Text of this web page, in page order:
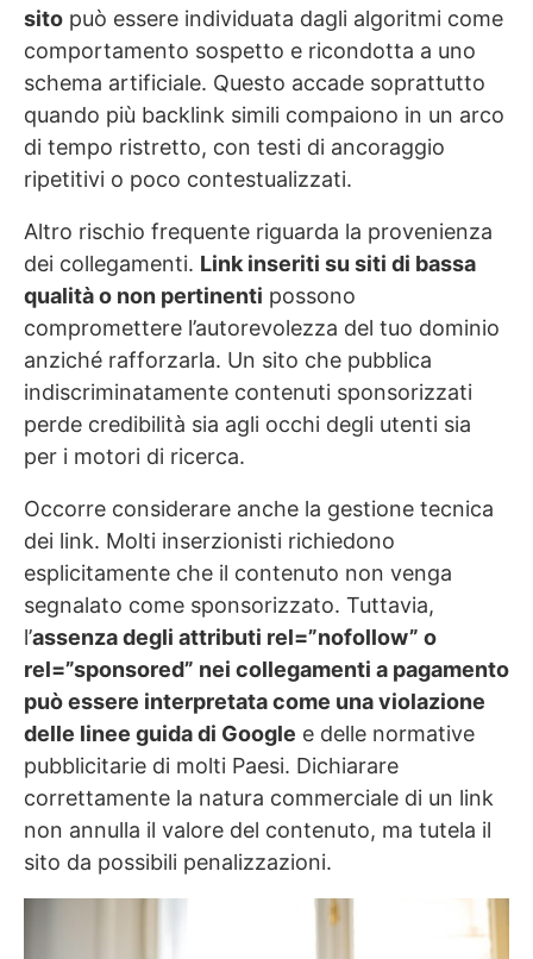
sito può essere individuata dagli algoritmi come
comportamento sospetto e ricondotta a uno
schema artificiale. Questo accade soprattutto
quando più backlink simili compaiono in un arco
di tempo ristretto, con testi di ancoraggio
ripetitivi o poco contestualizzati.
Altro rischio frequente riguarda la provenienza
dei collegamenti. Link inseriti su siti di bassa
qualità o non pertinenti possono
compromettere l’autorevolezza del tuo dominio
anziché rafforzarla. Un sito che pubblica
indiscriminatamente contenuti sponsorizzati
perde credibilità sia agli occhi degli utenti sia
per i motori di ricerca.
Occorre considerare anche la gestione tecnica
dei link. Molti inserzionisti richiedono
esplicitamente che il contenuto non venga
segnalato come sponsorizzato. Tuttavia,
l’assenza degli attributi rel=”nofollow” o
rel=”sponsored” nei collegamenti a pagamento
può essere interpretata come una violazione
delle linee guida di Google e delle normative
pubblicitarie di molti Paesi. Dichiarare
correttamente la natura commerciale di un link
non annulla il valore del contenuto, ma tutela il
sito da possibili penalizzazioni.